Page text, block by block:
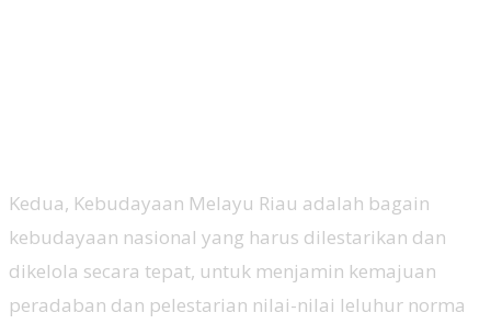
Kedua, Kebudayaan Melayu Riau adalah bagain
kebudayaan nasional yang harus dilestarikan dan
dikelola secara tepat, untuk menjamin kemajuan
peradaban dan pelestarian nilai-nilai leluhur norma